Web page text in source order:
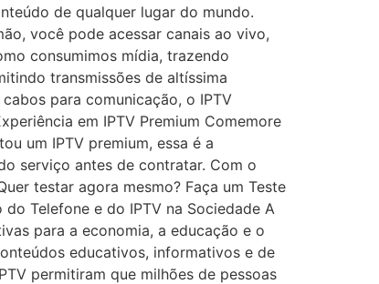
de qualquer lugar do mundo.
você pode acessar canais ao vivo,
consumimos mídia, trazendo
transmissões de altíssima
para comunicação, o IPTV
em IPTV Premium Comemore
um IPTV premium, essa é a
serviço antes de contratar. Com o
testar agora mesmo? Faça um Teste
Telefone e do IPTV na Sociedade A
para a economia, a educação e o
educativos, informativos e de
permitiram que milhões de pessoas